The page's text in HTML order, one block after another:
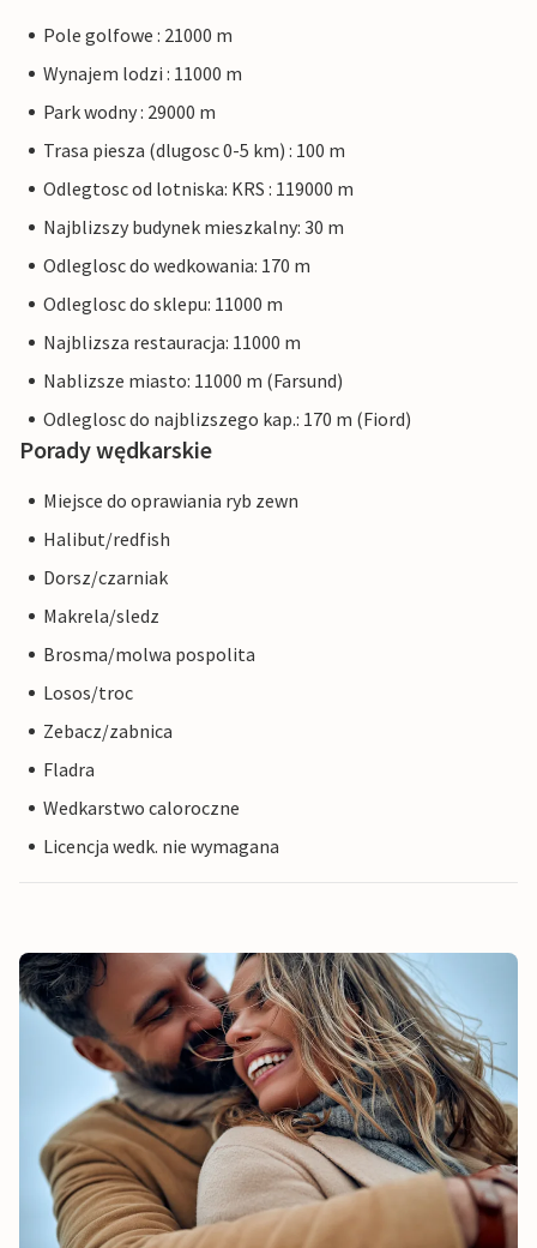
Pole golfowe : 21000 m
Wynajem lodzi : 11000 m
Park wodny : 29000 m
Trasa piesza (dlugosc 0-5 km) : 100 m
Odlegtosc od lotniska: KRS : 119000 m
Najblizszy budynek mieszkalny: 30 m
Odleglosc do wedkowania: 170 m
Odleglosc do sklepu: 11000 m
Najblizsza restauracja: 11000 m
Nablizsze miasto: 11000 m (Farsund)
Odleglosc do najblizszego kap.: 170 m (Fiord)
Porady wędkarskie
Miejsce do oprawiania ryb zewn
Halibut/redfish
Dorsz/czarniak
Makrela/sledz
Brosma/molwa pospolita
Losos/troc
Zebacz/zabnica
Fladra
Wedkarstwo caloroczne
Licencja wedk. nie wymagana